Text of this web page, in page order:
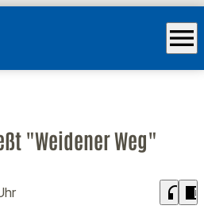
menu
"Weidener Weg"
headphones chrome_reader_mode